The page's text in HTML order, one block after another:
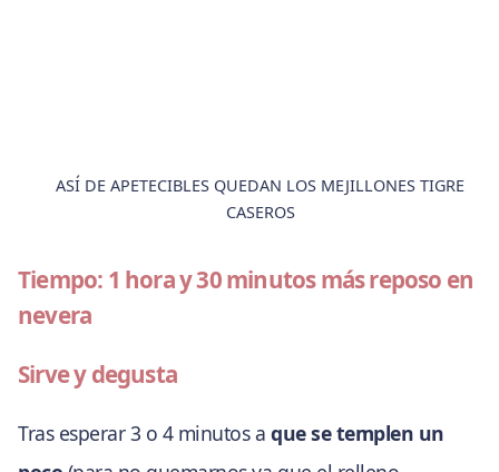
ASÍ DE APETECIBLES QUEDAN LOS MEJILLONES TIGRE
CASEROS
Tiempo: 1 hora y 30 minutos más reposo en
nevera
Sirve y degusta
Tras esperar 3 o 4 minutos aque se templen un